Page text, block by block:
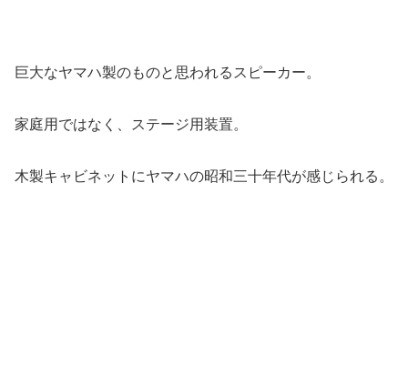
巨大なヤマハ製のものと思われるスピーカー。
家庭用ではなく、ステージ用装置。
木製キャビネットにヤマハの昭和三十年代が感じられる。